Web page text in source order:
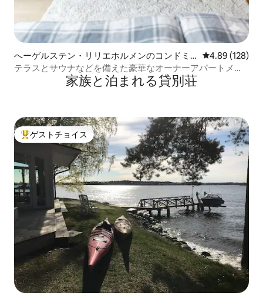
へーゲルステン・リリエホルメンのコンドミ
ニアム
レビュー128
4.89 (128)
テラスとサウナなどを備えた豪華なオーナーアパートメン
家族と泊まれる貸別荘
大好評のゲストチョイスです。
ゲストチョイス